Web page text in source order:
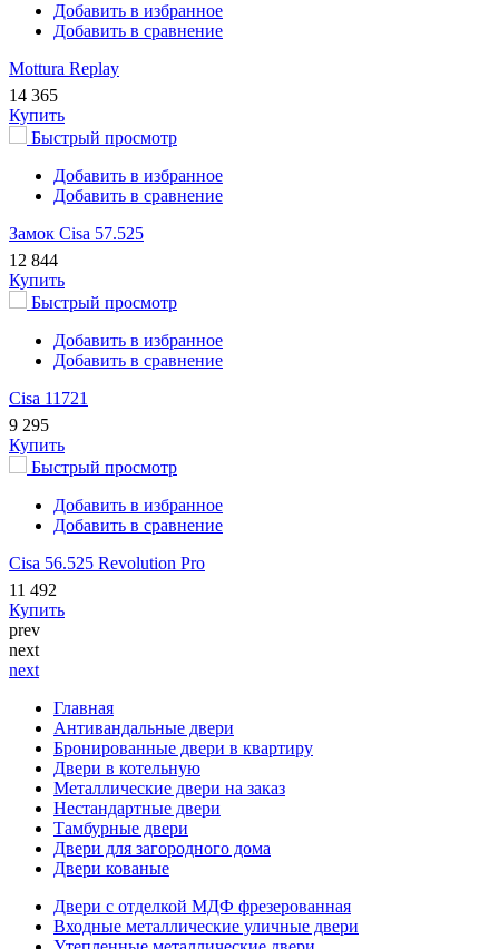
Добавить в избранное
Добавить в сравнение
Mottura Replay
14 365
Купить
Быстрый просмотр
Добавить в избранное
Добавить в сравнение
Замок Cisa 57.525
12 844
Купить
Быстрый просмотр
Добавить в избранное
Добавить в сравнение
Cisa 11721
9 295
Купить
Быстрый просмотр
Добавить в избранное
Добавить в сравнение
Cisa 56.525 Revolution Pro
11 492
Купить
prev
next
next
Главная
Антивандальные двери
Бронированные двери в квартиру
Двери в котельную
Металлические двери на заказ
Нестандартные двери
Тамбурные двери
Двери для загородного дома
Двери кованые
Двери с отделкой МДФ фрезерованная
Входные металлические уличные двери